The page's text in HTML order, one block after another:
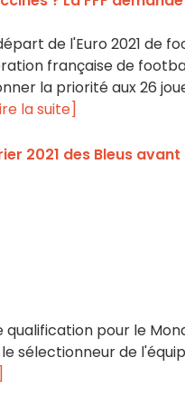
de l'Euro 2021 de
française de
la priorité aux 26
la suite]
2021 des Bleus
pour le
sélectionneur de